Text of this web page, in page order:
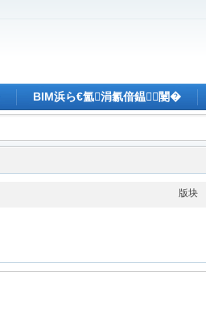
BIM浜ら€氳涓氱偣鎾闄�
版块